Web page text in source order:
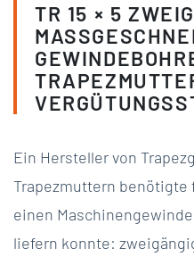
TR 15 × 5
Ein Hersteller von
Trapezmuttern benötigte
einen
liefern konnte: